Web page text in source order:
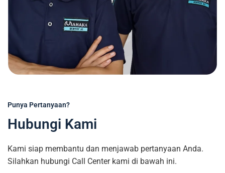
Punya Pertanyaan?
Hubungi Kami
Kami siap membantu dan menjawab pertanyaan Anda.
Silahkan hubungi Call Center kami di bawah ini.